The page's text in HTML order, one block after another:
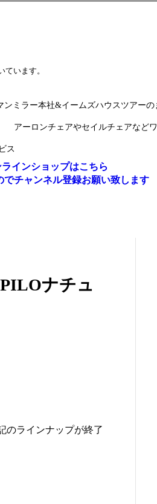
います。
ンミラー本社&イームズハウスツアーの
アーロンチェアやセイルチェアなど
ス
インショップはこちら
でチャンネル登録お願い致します
ナチュ
のラインナップが終了